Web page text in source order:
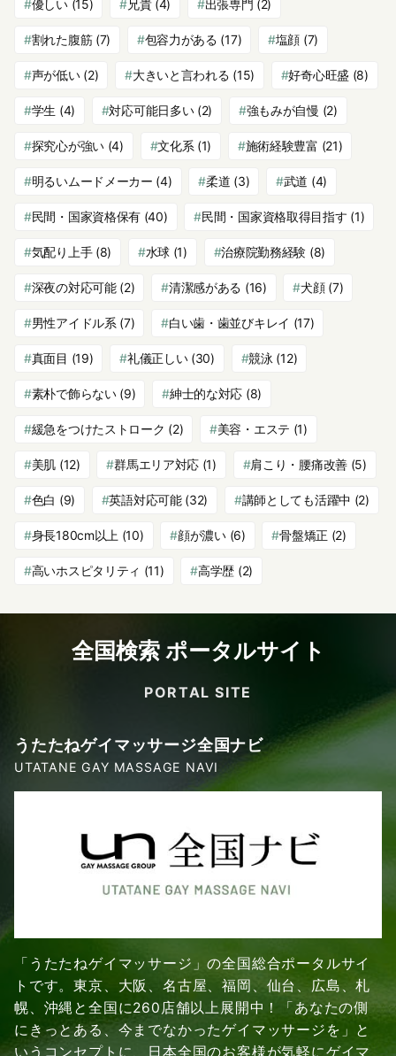
優しい(15) 兄貴(4) 出張専門 (2)
割れた腹筋(7) 包容力がある (17) 塩顔 (7)
声が低い(2) 大きいと言われる (15) 好奇心旺盛 (8)
学生 (4) 対応可能日多い(2) 強もみが自慢 (2)
探究心が強い(4) 文化系 (1) 施術経験豊富 (21)
明るいムードメーカー (4) 柔道 (3) 武道 (4)
民間・国家資格保有 (40) 民間・国家資格取得目指す (1)
気配り上手(8) 水球(1) 治療院勤務経験 (8)
深夜の対応可能(2) 清潔感がある (16) 犬顔(7)
男性アイドル系 (7) 白い歯・歯並びキレイ (17)
真面目 (19) 礼儀正しい(30) 競泳 (12)
素朴で飾らない(9) 紳士的な対応 (8)
緩急をつけたストローク (2) 美容・エステ (1)
美肌 (12) 群馬エリア対応 (1) 肩こり・腰痛改善(5)
色白 (9) 英語対応可能(32) 講師としても活躍中 (2)
身長180cm以上 (10) 顔が濃い(6) 骨盤矯正 (2)
高いホスピタリティ (11) 高学歴 (2)
全国検索 ポータルサイト
PORTAL SITE
うたたねゲイマッサージ全国ナビ
UTATANE GAY MASSAGE NAVI
「うたたねゲイマッサージ」の全国総合ポータルサイ
トです。東京、大阪、名古屋、福岡、仙台、広島、札
幌、沖縄と全国に260店舗以上展開中！「あなたの側
にきっとある、今までなかったゲイマッサージを」と
いうコンセプトに、日本全国のお客様が気軽にゲイマ